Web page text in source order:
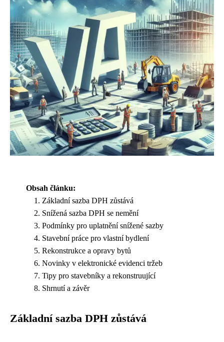
Obsah článku:
Základní sazba DPH zůstává
Snížená sazba DPH se nemění
Podmínky pro uplatnění snížené sazby
Stavební práce pro vlastní bydlení
Rekonstrukce a opravy bytů
Novinky v elektronické evidenci tržeb
Tipy pro stavebníky a rekonstruující
Shrnutí a závěr
Základní sazba DPH zůstává